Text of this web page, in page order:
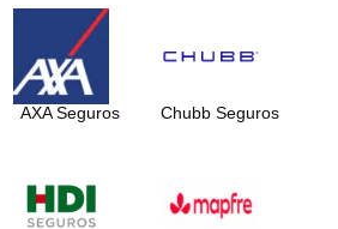
AXA Seguros Chubb Seguros